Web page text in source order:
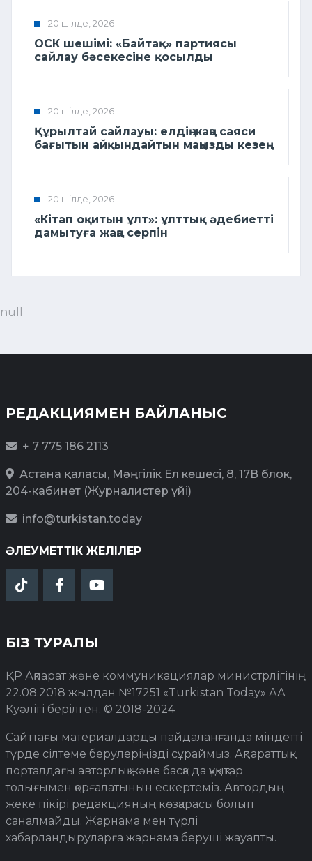
20 шілде, 2026
ОСК шешімі: «Байтақ» партиясы
сайлау бәсекесіне қосылды
20 шілде, 2026
Құрылтай сайлауы: елдің жаңа саяси
бағытын айқындайтын маңызды кезең
20 шілде, 2026
«Кітап оқитын ұлт»: ұлттық әдебиетті
дамытуға жаңа серпін
null
РЕДАКЦИЯМЕН БАЙЛАНЫС
+ 7 775 186 2113
Астана қаласы, Мәңгілік Ел көшесі, 8, 17В блок,
204-кабинет (Журналистер үйі)
info@turkistan.today
ӘЛЕУМЕТТІК ЖЕЛІЛЕР
БІЗ ТУРАЛЫ
ҚР Ақпарат және коммуникациялар министрлігінің
22.08.2018 жылдан №17251 «Turkistan Today» АА
Куәлігі берілген. © 2018-2024
Сайттағы материалдарды пайдаланғанда міндетті
түрде сілтеме берулеріңізді сұраймыз. Ақпараттық
порталдағы авторлық және басқа да құқықтар
толығымен қорғалатынын ескертеміз. Автордың
жеке пікірі редакцияның көзқарасы болып
саналмайды. Жарнама мен түрлі
хабарландыруларға жарнама беруші жауапты.